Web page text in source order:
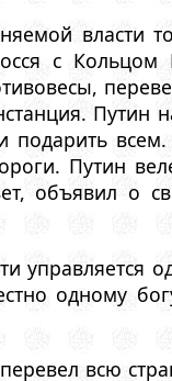
с Кольцом
Путин
всем.
Путин
объявил о
управляется
одному
всю